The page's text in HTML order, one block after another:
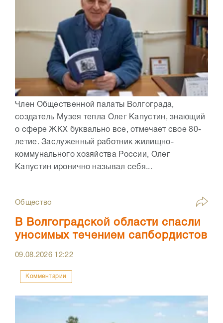
Член Общественной палаты Волгограда,
создатель Музея тепла Олег Капустин, знающий
о сфере ЖКХ буквально все, отмечает свое 80-
летие. Заслуженный работник жилищно-
коммунального хозяйства России, Олег
Капустин иронично называл себя...
Общество
В Волгоградской области спасли
уносимых течением сапбордистов
09.08.2026 12:22
Комментарии